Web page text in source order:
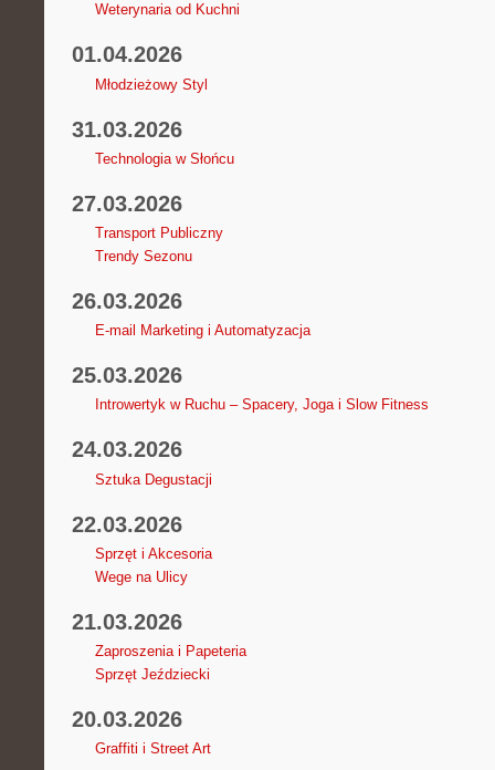
Weterynaria od Kuchni
01.04.2026
Młodzieżowy Styl
31.03.2026
Technologia w Słońcu
27.03.2026
Transport Publiczny
Trendy Sezonu
26.03.2026
E-mail Marketing i Automatyzacja
25.03.2026
Introwertyk w Ruchu – Spacery, Joga i Slow Fitness
24.03.2026
Sztuka Degustacji
22.03.2026
Sprzęt i Akcesoria
Wege na Ulicy
21.03.2026
Zaproszenia i Papeteria
Sprzęt Jeździecki
20.03.2026
Graffiti i Street Art